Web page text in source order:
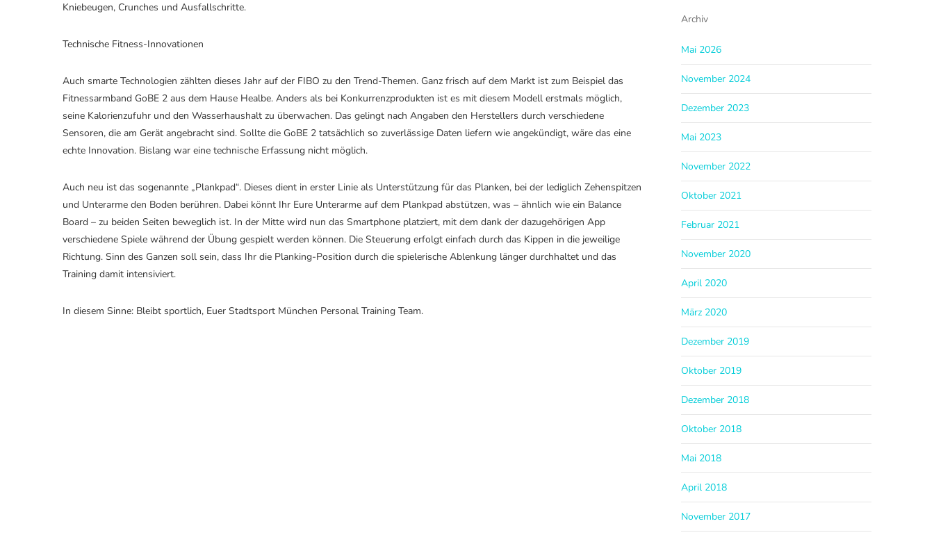
Kniebeugen, Crunches und Ausfallschritte.
Technische Fitness-Innovationen
Auch smarte Technologien zählten dieses Jahr auf der FIBO zu den Trend-Themen. Ganz frisch auf dem Markt ist zum Beispiel das
Fitnessarmband GoBE 2 aus dem Hause Healbe. Anders als bei Konkurrenzprodukten ist es mit diesem Modell erstmals möglich,
seine Kalorienzufuhr und den Wasserhaushalt zu überwachen. Das gelingt nach Angaben den Herstellers durch verschiedene
Sensoren, die am Gerät angebracht sind. Sollte die GoBE 2 tatsächlich so zuverlässige Daten liefern wie angekündigt, wäre das eine
echte Innovation. Bislang war eine technische Erfassung nicht möglich.
Auch neu ist das sogenannte „Plankpad“. Dieses dient in erster Linie als Unterstützung für das Planken, bei der lediglich Zehenspitzen
und Unterarme den Boden berühren. Dabei könnt Ihr Eure Unterarme auf dem Plankpad abstützen, was – ähnlich wie ein Balance
Board – zu beiden Seiten beweglich ist. In der Mitte wird nun das Smartphone platziert, mit dem dank der dazugehörigen App
verschiedene Spiele während der Übung gespielt werden können. Die Steuerung erfolgt einfach durch das Kippen in die jeweilige
Richtung. Sinn des Ganzen soll sein, dass Ihr die Planking-Position durch die spielerische Ablenkung länger durchhaltet und das
Training damit intensiviert.
In diesem Sinne: Bleibt sportlich, Euer Stadtsport München Personal Training Team.
Archiv
Mai 2026
November 2024
Dezember 2023
Mai 2023
November 2022
Oktober 2021
Februar 2021
November 2020
April 2020
März 2020
Dezember 2019
Oktober 2019
Dezember 2018
Oktober 2018
Mai 2018
April 2018
November 2017